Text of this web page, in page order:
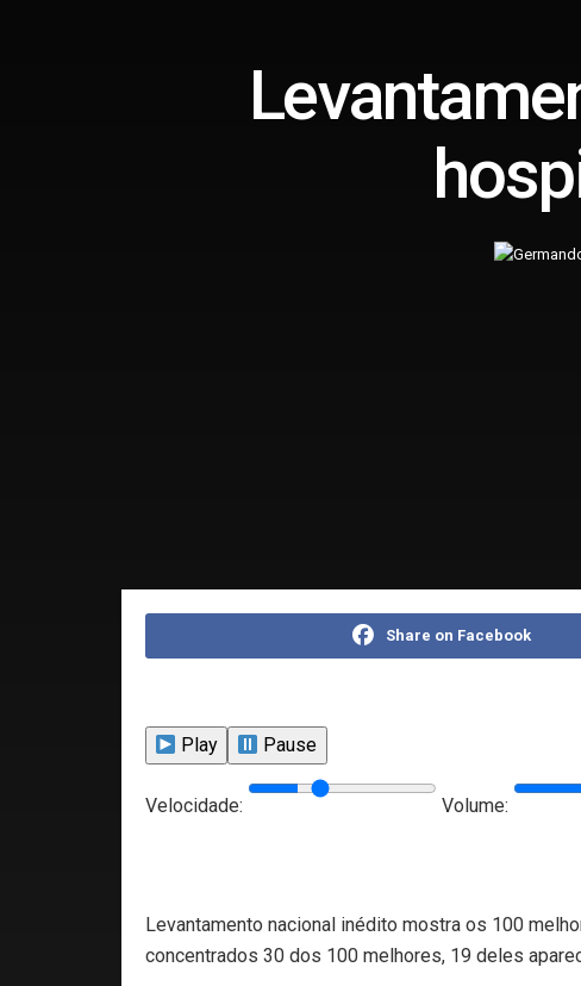
Share on Facebook
Play Pause
Velocidade: Volume:
Levantamento nacional inédito mostra os 100
concentrados 30 dos 100 melhores, 19 deles